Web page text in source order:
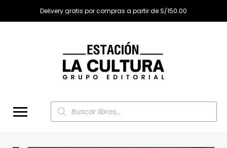
Delivery gratis por compras a partir de S/150.00
Búsqueda
de
productos